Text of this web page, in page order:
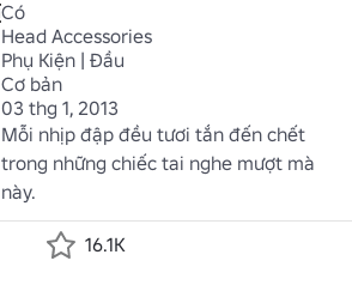
Có
Head Accessories
Phụ Kiện | Đầu
Cơ bản
03 thg 1, 2013
Mỗi nhịp đập đều tươi tắn đến chết
trong những chiếc tai nghe mượt mà
này.
16.1K